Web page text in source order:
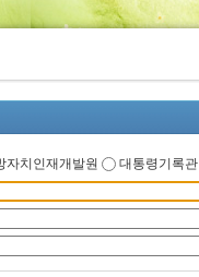
자치인재개발원 대통령기록관